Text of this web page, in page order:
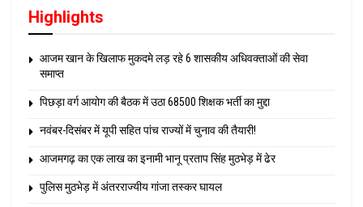
Highlights
आजम खान के खिलाफ मुकदमे लड़ रहे 6 शासकीय अधिवक्ताओं की सेवा
समाप्त
पिछड़ा वर्ग आयोग की बैठक में उठा 68500 शिक्षक भर्ती का मुद्दा
नवंबर-दिसंबर में यूपी सहित पांच राज्यों में चुनाव की तैयारी!
आजमगढ़ का एक लाख का इनामी भानू प्रताप सिंह मुठभेड़ में ढेर
पुलिस मुठभेड़ में अंतरराज्यीय गांजा तस्कर घायल